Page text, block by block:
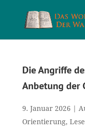
Die Angriffe
Anbetung der
9. Januar 2026 |
Orientierung,